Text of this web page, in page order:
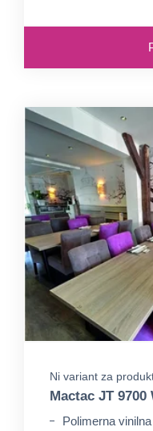
Ni variant za
Mactac JT 9700
Polimerna